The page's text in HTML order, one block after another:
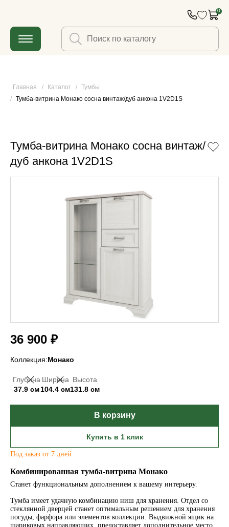
0
Главная / Каталог / Тумбы
/ Тумба-витрина Монако сосна винтаж/дуб анкона 1V2D1S
Тумба-витрина Монако сосна винтаж/
дуб анкона 1V2D1S
36 900 ₽
Коллекция:Монако
Глубина
37.9 см
Ширина
104.4 см
Высота
131.8 см
В корзину
Купить в 1 клик
Под заказ от 7 дней
Комбинированная тумба-витрина Монако
Станет функциональным дополнением к вашему интерьеру.
Тумба имеет удачную комбинацию ниш для хранения. Отдел со
стеклянной дверцей станет оптимальным решением для хранения
посуды, фарфора или элементов коллекции. Выдвижной ящик на
шариковых направляющих, предоставляет дополнительное место